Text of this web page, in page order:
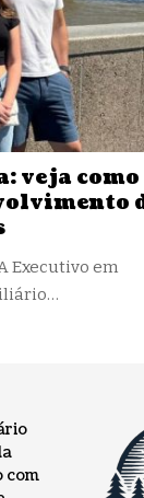
veja como
Executivo em
com